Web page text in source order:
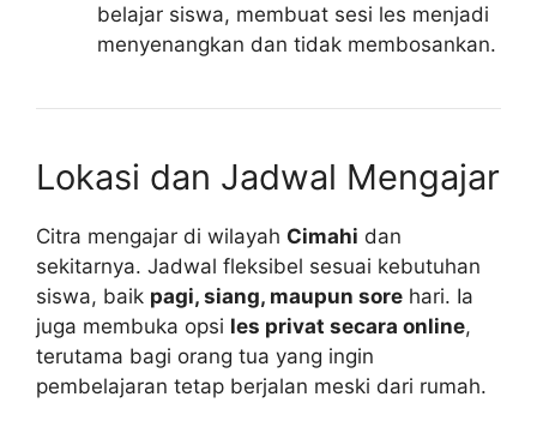
belajar siswa, membuat sesi les menjadi
menyenangkan dan tidak membosankan.
Lokasi dan Jadwal Mengajar
Citra mengajar di wilayah Cimahi dan
sekitarnya. Jadwal fleksibel sesuai kebutuhan
siswa, baik pagi, siang, maupun sore hari. Ia
juga membuka opsi les privat secara online,
terutama bagi orang tua yang ingin
pembelajaran tetap berjalan meski dari rumah.